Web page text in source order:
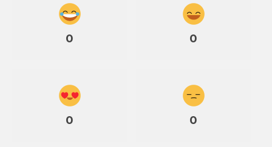
0 0
0 0